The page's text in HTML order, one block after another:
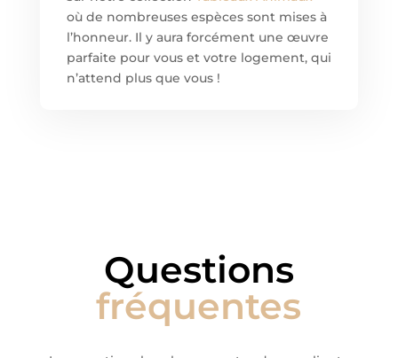
où de nombreuses espèces sont mises à
l’honneur. Il y aura forcément une œuvre
parfaite pour vous et votre logement, qui
n’attend plus que vous !
Questions
fréquentes